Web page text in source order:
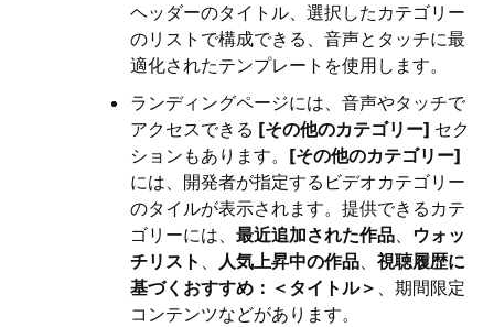
ヘッダーのタイトル、選択したカテゴリー
のリストで構成できる、音声とタッチに最
適化されたテンプレートを使用します。
ランディングページには、音声やタッチで
アクセスできる [その他のカテゴリー] セク
ションもあります。 [その他のカテゴリー]
には、開発者が指定するビデオカテゴリー
のタイルが表示されます。提供できるカテ
ゴリーには、 最近追加された作品、 ウォッ
チリスト 、 人気上昇中の作品、 視聴履歴に
基づくおすすめ：＜タイトル＞ 、期間限定
コンテンツなどがあります。